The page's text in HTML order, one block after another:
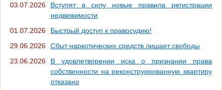
03.07.2026
Вступят в силу новые правила регистрации
недвижимости
01.07.2026
Быстрый доступ к правосудию!
29.06.2026
Сбыт наркотических средств лишает свободы
23.06.2026
В удовлетворении иска о признании права
собственности на реконструированную квартиру
отказано